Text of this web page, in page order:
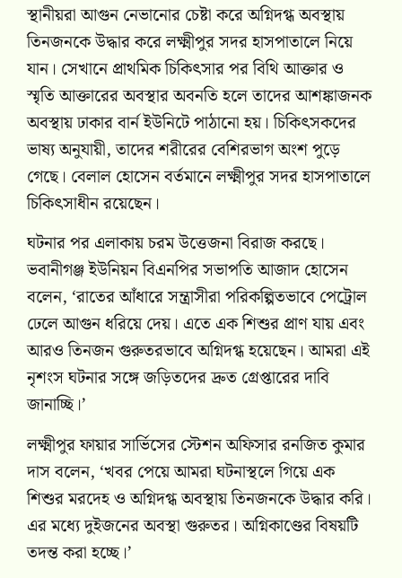
স্থানীয়রা আগুন নেভানোর চেষ্টা করে অগ্নিদগ্ধ অবস্থায়
তিনজনকে উদ্ধার করে লক্ষ্মীপুর সদর হাসপাতালে নিয়ে
যান। সেখানে প্রাথমিক চিকিৎসার পর বিথি আক্তার ও
স্মৃতি আক্তারের অবস্থার অবনতি হলে তাদের আশঙ্কাজনক
অবস্থায় ঢাকার বার্ন ইউনিটে পাঠানো হয়। চিকিৎসকদের
ভাষ্য অনুযায়ী, তাদের শরীরের বেশিরভাগ অংশ পুড়ে
গেছে। বেলাল হোসেন বর্তমানে লক্ষ্মীপুর সদর হাসপাতালে
চিকিৎসাধীন রয়েছেন।
ঘটনার পর এলাকায় চরম উত্তেজনা বিরাজ করছে।
ভবানীগঞ্জ ইউনিয়ন বিএনপির সভাপতি আজাদ হোসেন
বলেন, ‘রাতের আঁধারে সন্ত্রাসীরা পরিকল্পিতভাবে পেট্রোল
ঢেলে আগুন ধরিয়ে দেয়। এতে এক শিশুর প্রাণ যায় এবং
আরও তিনজন গুরুতরভাবে অগ্নিদগ্ধ হয়েছেন। আমরা এই
নৃশংস ঘটনার সঙ্গে জড়িতদের দ্রুত গ্রেপ্তারের দাবি
জানাচ্ছি।’
লক্ষ্মীপুর ফায়ার সার্ভিসের স্টেশন অফিসার রনজিত কুমার
দাস বলেন, ‘খবর পেয়ে আমরা ঘটনাস্থলে গিয়ে এক
শিশুর মরদেহ ও অগ্নিদগ্ধ অবস্থায় তিনজনকে উদ্ধার করি।
এর মধ্যে দুইজনের অবস্থা গুরুতর। অগ্নিকাণ্ডের বিষয়টি
তদন্ত করা হচ্ছে।’